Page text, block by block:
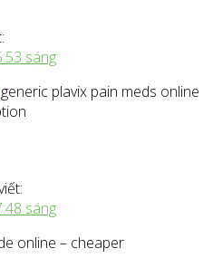
sáng
generic plavix pain meds online
sáng
online – cheaper